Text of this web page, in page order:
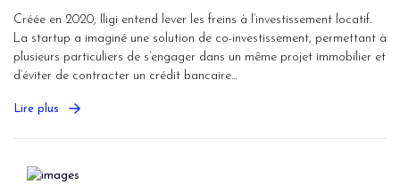
Créée en 2020, Iligi entend lever les freins à l’investissement locatif.
La startup a imaginé une solution de co-investissement, permettant à
plusieurs particuliers de s’engager dans un même projet immobilier et
d’éviter de contracter un crédit bancaire...
Lire plus